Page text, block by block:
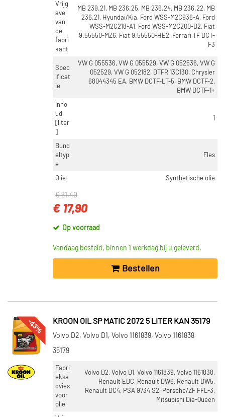
Vrijg
ave
van
de
fabri
kant
MB 239.21, MB 236.25, MB 236.24, MB 236.22, MB
236.21, Hyundai/Kia, Ford WSS-M2C936-A, Ford
WSS-M2C218-A1, Ford WSS-M2C200-D2, Fiat
9.55550-MZ6, Fiat 9.55550-HE2, Ferrari TF DCT-
F3
Spec
ificat
ie
VW G 055536, VW G 055529, VW G 052536, VW G
052529, VW G 052182, DTFR 13C130, Chrysler
68044345 EA, BMW DCTF-LT-5, BMW DCTF-2,
BMW DCTF-1+
Inho
ud
[liter
1
Bund
eltyp
e
Fles
Olie Synthetische olie
€ 31,40
€ 17,90
Op voorraad
Vandaag besteld, binnen 1 werkdag bij u geleverd.
Bestellen
-43% KROON OIL SP MATIC 2072 5 LITER KAN 35179
Volvo D2, Volvo D1, Volvo 1161839, Volvo 1161838
35179
Fabri
eksa
dvies
voor
olie
Volvo D2, Volvo D1, Volvo 1161839, Volvo 1161838,
Renault EDC, Renault DW6, Renault DW5,
Renault DC4, PSA 9734 S2, Porsche/ZF FFL-3,
Mitsubishi Dia-Queen